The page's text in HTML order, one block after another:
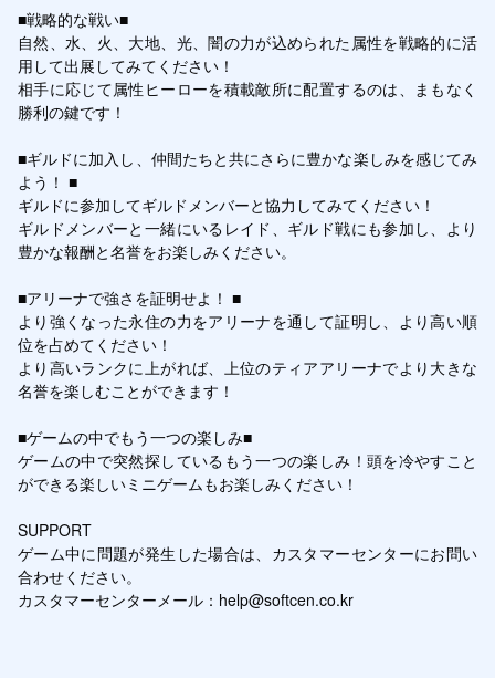
■戦略的な戦い■
自然、水、火、大地、光、闇の力が込められた属性を戦略的に活
用して出展してみてください！
相手に応じて属性ヒーローを積載敵所に配置するのは、まもなく
勝利の鍵です！
■ギルドに加入し、仲間たちと共にさらに豊かな楽しみを感じてみ
よう！ ■
ギルドに参加してギルドメンバーと協力してみてください！
ギルドメンバーと一緒にいるレイド、ギルド戦にも参加し、より
豊かな報酬と名誉をお楽しみください。
■アリーナで強さを証明せよ！ ■
より強くなった永住の力をアリーナを通して証明し、より高い順
位を占めてください！
より高いランクに上がれば、上位のティアアリーナでより大きな
名誉を楽しむことができます！
■ゲームの中でもう一つの楽しみ■
ゲームの中で突然探しているもう一つの楽しみ！頭を冷やすこと
ができる楽しいミニゲームもお楽しみください！
SUPPORT
ゲーム中に問題が発生した場合は、カスタマーセンターにお問い
合わせください。
カスタマーセンターメール：help@softcen.co.kr